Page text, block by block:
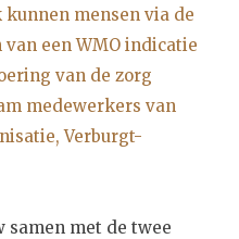
kunnen mensen via de
een WMO indicatie
van de zorg
medewerkers van
Verburgt-
samen met de twee